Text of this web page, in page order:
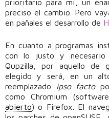
prioritario para mí, un
preciso el cambio. Pero
en pañales el desarrollo de
En cuanto a programas
con lo justo y necesario
Qupzilla, por aquello de
elegido y será, en un
reemplazado ipso facto
como Chromium
abierto) o Firefox. El